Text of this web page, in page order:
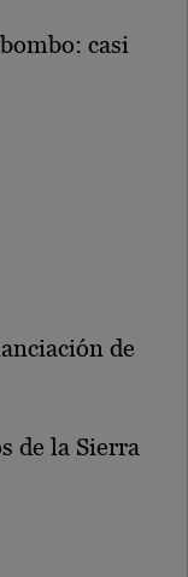
casi
de
de la Sierra